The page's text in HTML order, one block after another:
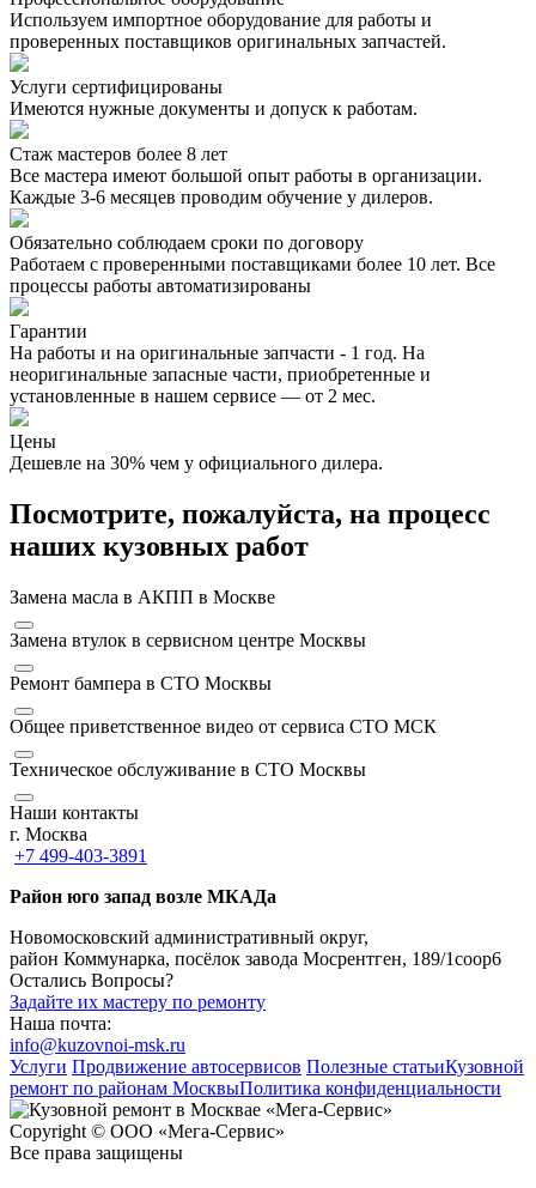
Используем импортное оборудование для работы и
проверенных поставщиков оригинальных запчастей.
Услуги сертифицированы
Имеются нужные документы и допуск к работам.
Стаж мастеров более 8 лет
Все мастера имеют большой опыт работы в организации.
Каждые 3-6 месяцев проводим обучение у дилеров.
Обязательно соблюдаем сроки по договору
Работаем с проверенными поставщиками более 10 лет. Все
процессы работы автоматизированы
Гарантии
На работы и на оригинальные запчасти - 1 год. На
неоригинальные запасные части, приобретенные и
установленные в нашем сервисе — от 2 мес.
Цены
Дешевле на 30% чем у официального дилера.
Посмотрите, пожалуйста, на процесс
наших кузовных работ
Замена масла в АКПП в Москве
Замена втулок в сервисном центре Москвы
Ремонт бампера в СТО Москвы
Общее приветственное видео от сервиса СТО МСК
Техническое обслуживание в СТО Москвы
Наши контакты
г. Москва
+7 499-403-3891
Район юго запад возле МКАДа
Новомосковский административный округ,
район Коммунарка, посёлок завода Мосрентген, 189/1соор6
Остались Вопросы?
Задайте их мастеру по ремонту
Наша почта:
info@kuzovnoi-msk.ru
Услуги Продвижение автосервисов Полезные статьиКузовной
ремонт по районам МосквыПолитика конфиденциальности
Copyright © ООО «Мега-Сервис»
Все права защищены